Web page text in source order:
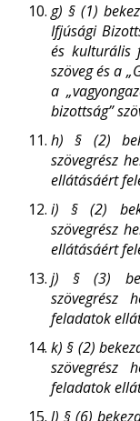
g) § (1)
Ifjúsági
és kulturális
szöveg és a
a
bizottság”
h) § (2)
szövegrész
ellátásáért
i) § (2)
szövegrész
ellátásáért
j) § (3)
szövegrész
feladatok
k) § (2)
szövegrész
feladatok
l) § (6)